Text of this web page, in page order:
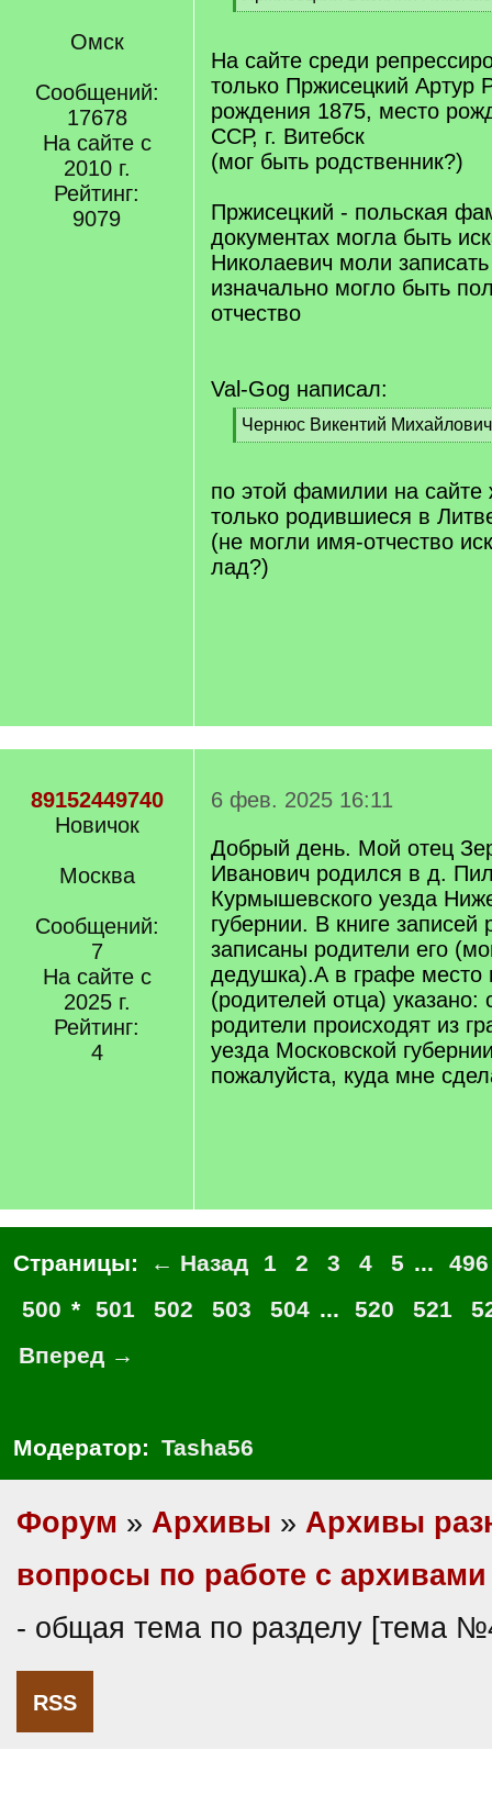
Омск
Сообщений:
17678
На сайте с
2010 г.
Рейтинг:
9079
][
q
На сайте среди
только Пржисецкий Артур
рождения 1875, место
ССР, г. Витебск
(мог быть родственник?)
Пржисецкий - польская
документах могла быть
Николаевич моли
изначально могло быть
отчество
Val-Gog написал:
[
q
Чернюс Викентий Михайлович
[
q
]
по этой фамилии на сайте
только родившиеся в
(не могли имя-отчество
лад?)
89152449740
Новичок
Москва
Сообщений:
7
На сайте с
2025 г.
Рейтинг:
4
6 фев. 2025 16:11
Добрый день. Мой отец
Иванович родился в д.
Курмышевского уезда
губернии. В книге записей
записаны родители его
дедушка).А в графе место
(родителей отца) указано:
родители происходят из
уезда Московской
пожалуйста, куда мне
Страницы: ← Назад 1 2 3 4 5 ...
496
500 * 501 502 503 504 ... 520 521
Вперед →
Модератор: Tasha56
Форум » Архивы » Архивы
вопросы по работе с архивами
- общая тема по разделу [тема
RSS